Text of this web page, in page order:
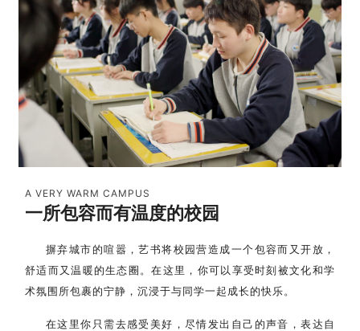
A VERY WARM CAMPUS
一所包容而有温度的校园
摒弃城市的喧嚣，艺书将校园营造成一个包容而又开放，
舒适而又温暖的生态圈。在这里， 你可以享受时刻被文化和学
术氛围所包裹的宁静， 沉浸于与同学一起成长的快乐。
在这里你只需去感受美好，尽情发出自己的声音，表达自